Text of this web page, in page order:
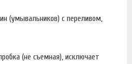
(умывальников) c переливом,
(не съемная), исключает